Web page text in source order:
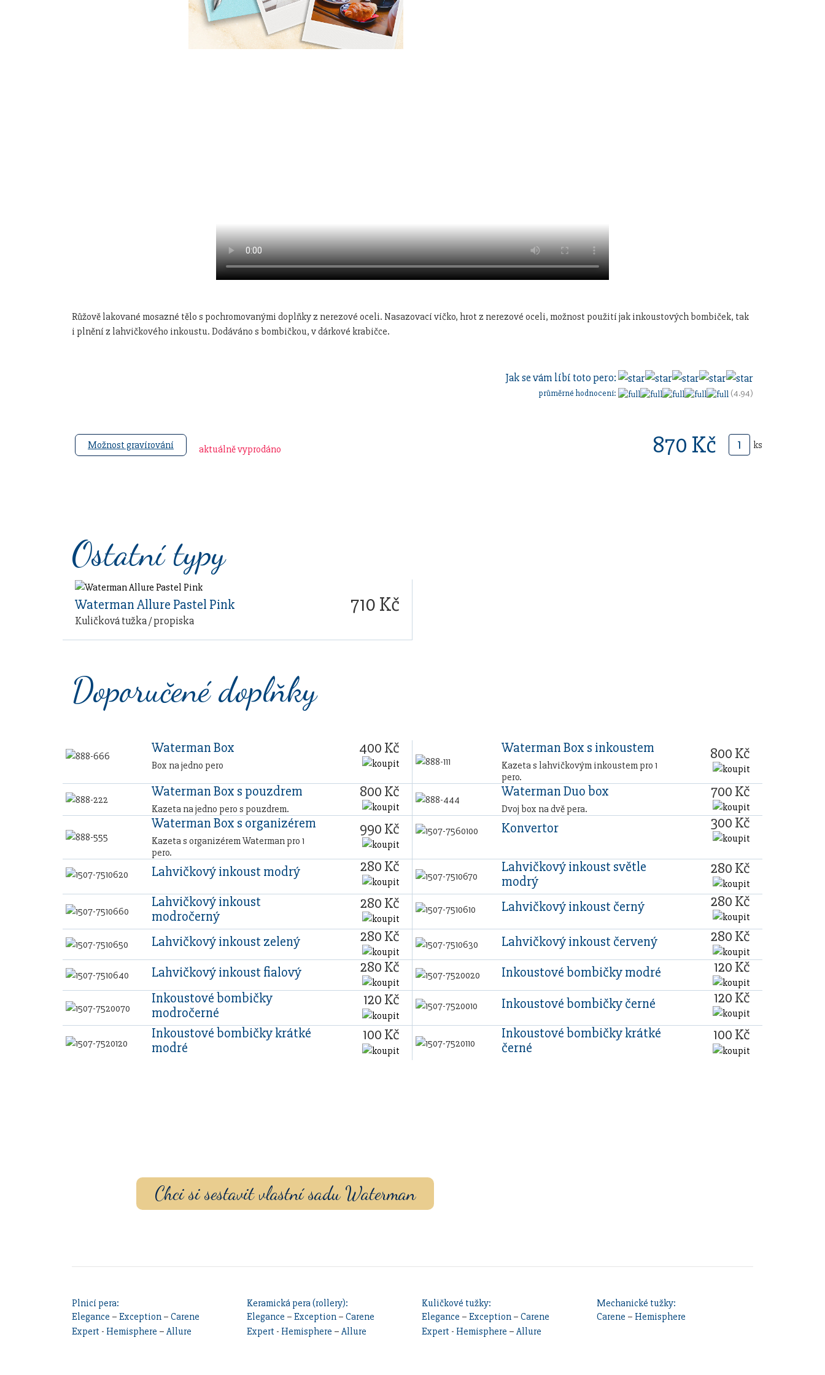
Růžově lakované mosazné tělo s pochromovanými doplňky z nerezové oceli. Nasazovací víčko, hrot z nerezové oceli, možnost použití jak inkoustových bombiček, tak
i plnění z lahvičkového inkoustu. Dodáváno s bombičkou, v dárkové krabičce.
Jak se vám líbí toto pero:
průměrné hodnocení: (4.94)
Možnost gravírování aktuálně vyprodáno 870 Kč ks
Ostatní typy
Waterman Allure Pastel Pink
Kuličková tužka / propiska
710 Kč
Doporučené doplňky
Waterman Box
Box na jedno pero
400 Kč Waterman Box s inkoustem
Kazeta s lahvičkovým inkoustem pro 1
pero.
800 Kč
Waterman Box s pouzdrem
Kazeta na jedno pero s pouzdrem.
800 Kč Waterman Duo box
Dvoj box na dvě pera.
700 Kč
Waterman Box s organizérem
Kazeta s organizérem Waterman pro 1
pero.
990 Kč Konvertor 300 Kč
Lahvičkový inkoust modrý 280 Kč
Lahvičkový inkoust světle
modrý
280 Kč
Lahvičkový inkoust
modročerný
280 Kč Lahvičkový inkoust černý 280 Kč
Lahvičkový inkoust zelený 280 Kč Lahvičkový inkoust červený 280 Kč
Lahvičkový inkoust fialový 280 Kč Inkoustové bombičky modré 120 Kč
Inkoustové bombičky
modročerné
120 Kč Inkoustové bombičky černé 120 Kč
Inkoustové bombičky krátké
modré
100 Kč
Inkoustové bombičky krátké
černé
100 Kč
Chci si sestavit vlastní sadu Waterman
Plnicí pera:
Elegance – Exception – Carene
Expert - Hemisphere – Allure
Keramická pera (rollery):
Elegance – Exception – Carene
Expert - Hemisphere – Allure
Kuličkové tužky:
Elegance – Exception – Carene
Expert - Hemisphere – Allure
Mechanické tužky:
Carene – Hemisphere